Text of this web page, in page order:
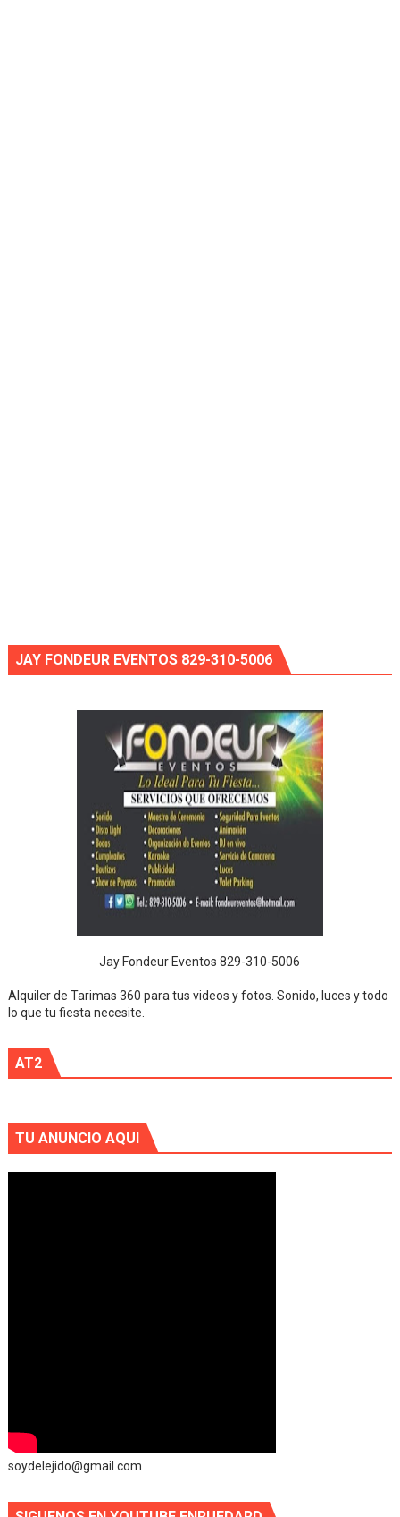
JAY FONDEUR EVENTOS 829-310-5006
Jay Fondeur Eventos 829-310-5006
Alquiler de Tarimas 360 para tus videos y fotos. Sonido, luces y todo
lo que tu fiesta necesite.
AT2
TU ANUNCIO AQUI
soydelejido@gmail.com